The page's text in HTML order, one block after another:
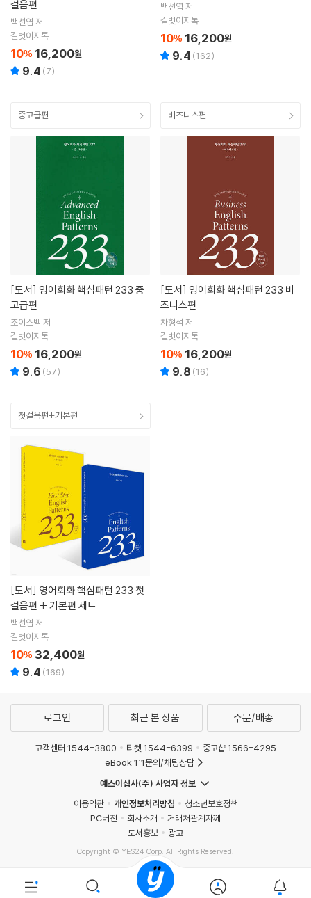
걸음편
백선엽 저
길벗이지톡
10% 16,200원
9.4 (7)
백선엽 저
길벗이지톡
10% 16,200원
9.4 (162)
중고급편
[도서]
고급편
조이스백 저
길벗이지톡
10% 16,200원
9.6 (57)
비즈니스편
[도서]
즈니스편
차형석 저
길벗이지톡
10% 16,200원
9.8 (16)
첫걸음편+기본편
[도서]
걸음편 + 기본편 세트
백선엽 저
길벗이지톡
10% 32,400원
9.4 (169)
로그인 최근 본 상품 주문/배송
고객센터 1544-3800 티켓 1544-6399
중고샵 1566-4295
eBook 1:1문의/채팅상담
예스이십사(주) 사업자 정보
이용약관
개인정보처리방침
청소년보호정책
PC버전
회사소개
거래처관계자께
도서홍보
광고
Copyright © YES24 Corp. All Rights Reserved.